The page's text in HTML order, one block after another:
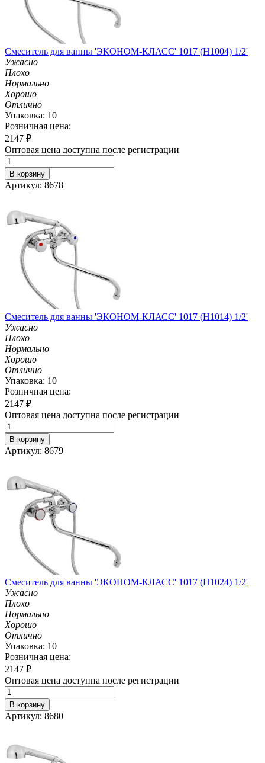
Смеситель для ванны 'ЭКОНОМ-КЛАСС' 1017 (H1004) 1/2'
Ужасно
Плохо
Нормально
Хорошо
Отлично
Упаковка: 10
Розничная цена:
2147 ₽
Оптовая цена доступна после регистрации
В корзину
Артикул: 8678
Смеситель для ванны 'ЭКОНОМ-КЛАСС' 1017 (H1014) 1/2'
Ужасно
Плохо
Нормально
Хорошо
Отлично
Упаковка: 10
Розничная цена:
2147 ₽
Оптовая цена доступна после регистрации
В корзину
Артикул: 8679
Смеситель для ванны 'ЭКОНОМ-КЛАСС' 1017 (H1024) 1/2'
Ужасно
Плохо
Нормально
Хорошо
Отлично
Упаковка: 10
Розничная цена:
2147 ₽
Оптовая цена доступна после регистрации
В корзину
Артикул: 8680